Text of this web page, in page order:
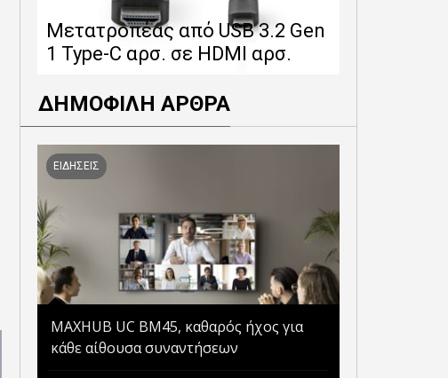
Μετατροπέας από USB 3.2 Gen
1 Type-C αρσ. σε HDMI αρσ.
ΔΗΜΟΦΙΛΗ ΑΡΘΡΑ
ΕΙΔΗΣΕΙΣ
MAXHUB UC BM45, καθαρός ήχος για
κάθε αίθουσα συναντήσεων